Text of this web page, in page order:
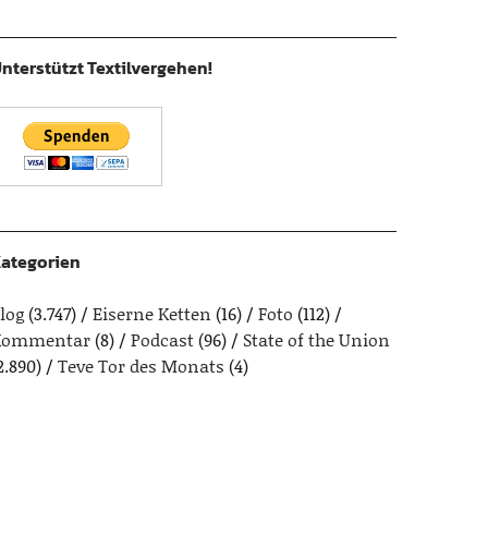
Textilvergehen!
(3.747) Eiserne Ketten (16) Foto (112)
(8) Podcast(96)
State of the Union
Teve Tor des Monats (4)